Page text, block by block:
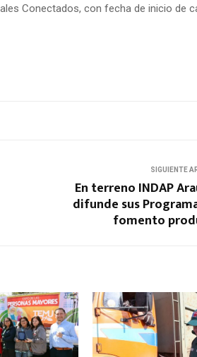
Conectados, con fecha de inicio de
SIGUIENTE
En terreno INDAP
difunde sus
fomento